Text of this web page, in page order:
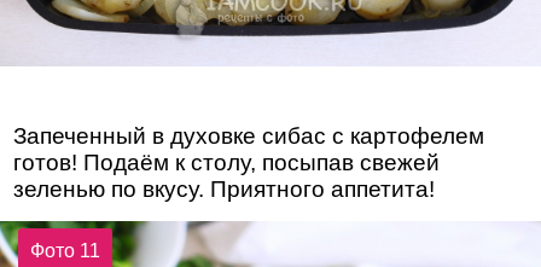
Запеченный в духовке сибас с картофелем
готов! Подаём к столу, посыпав свежей
зеленью по вкусу. Приятного аппетита!
Фото 11